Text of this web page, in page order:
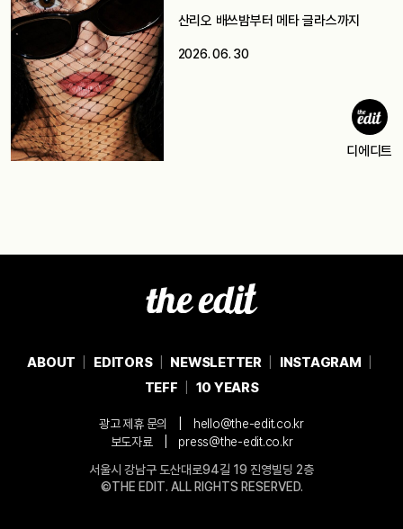
산리오 배쓰밤부터 메타 글라스까지
2026. 06. 30
디에디트
ABOUT EDITORS NEWSLETTER
INSTAGRAM
TEFF
10 YEARS
광고 제휴 문의
hello@the-edit.co.kr
보도자료
press@the-edit.co.kr
서울시 강남구 도산대로94길 19 진영빌딩 2층
©THE EDIT. ALL RIGHTS RESERVED.